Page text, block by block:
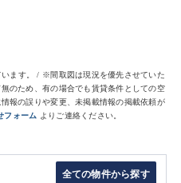
ます。 / ※間取図は現況を優先させていた
のため、有の場合でも賃貸条件としての空
報の誤りや変更、未掲載情報の掲載依頼が
フォーム よりご連絡ください。
全ての物件から探す